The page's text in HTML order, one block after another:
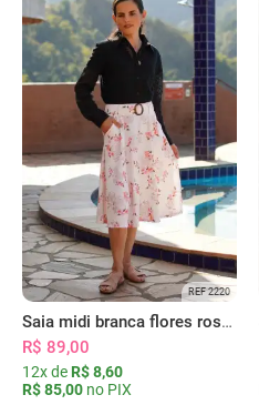
REF 2220
Saia midi branca flores rosas com bolsos
R$ 89,00
12x de R$ 8,60
R$ 85,00 no PIX